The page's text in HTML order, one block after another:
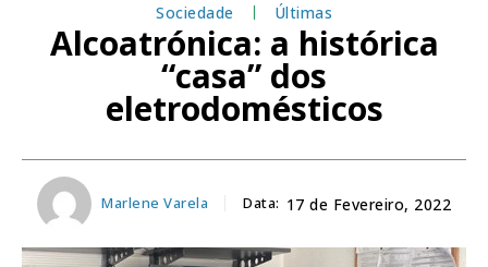
Sociedade Últimas
Alcoatrónica: a histórica
“casa” dos
eletrodomésticos
Marlene Varela Data: 17 de Fevereiro, 2022